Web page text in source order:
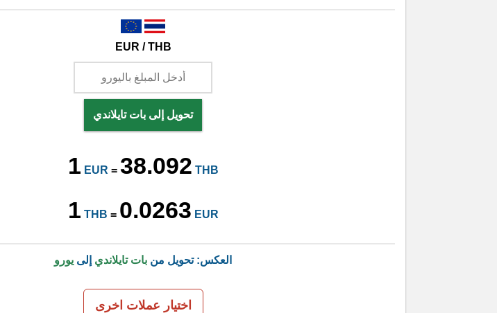
EUR / THB
تحويل إلى بات تايلاندي
1 EUR = 38.092 THB
1 THB = 0.0263 EUR
العكس: تحويل من بات تايلاندي إلى يورو
اختيار عملات اخرى